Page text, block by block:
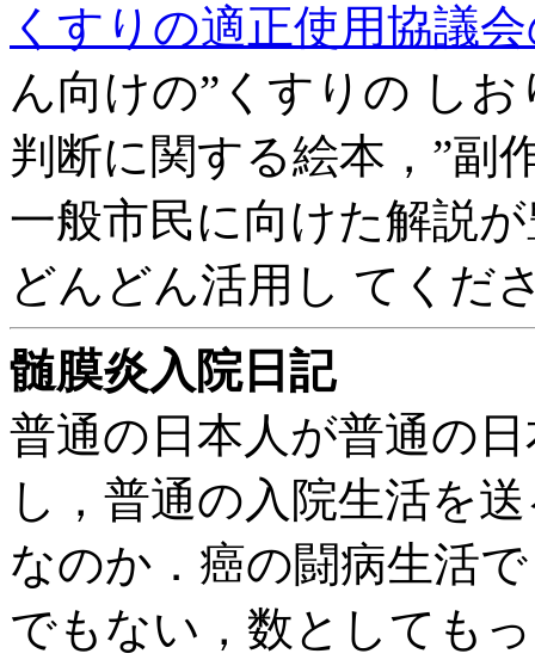
くすりの適正使用協議
ん向けの”くすりの し
判断に関する絵本，”副
一般市民に向けた解説
どんどん活用し てくだ
髄膜炎入院日記
普通の日本人が普通の
し，普通の入院生活を
なのか．癌の闘病生活
でもない，数としても